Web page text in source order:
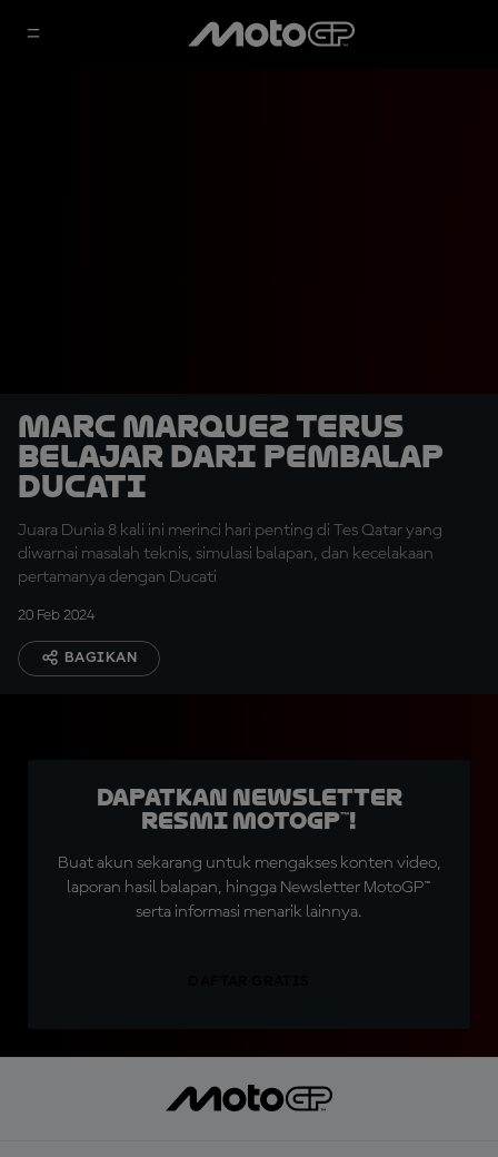
Marc Marquez Terus
Belajar dari Pembalap
Ducati
Juara Dunia 8 kali ini merinci hari penting di Tes Qatar yang
diwarnai masalah teknis, simulasi balapan, dan kecelakaan
pertamanya dengan Ducati
20 Feb 2024
BAGIKAN
Dapatkan Newsletter
Resmi MotoGP™!
Buat akun sekarang untuk mengakses konten video,
laporan hasil balapan, hingga Newsletter MotoGP™
serta informasi menarik lainnya.